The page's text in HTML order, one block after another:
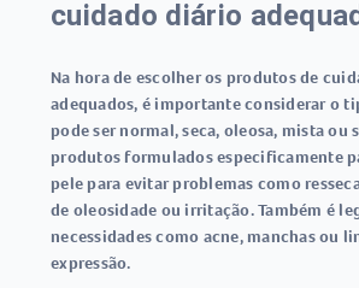
cuidado diário
Na hora de escolher os produtos de
adequados, é importante considerar o
pode ser normal, seca, oleosa, mista ou
produtos formulados especificamente
pele para evitar problemas como
de oleosidade ou irritação. Também é
necessidades como acne, manchas ou
expressão.